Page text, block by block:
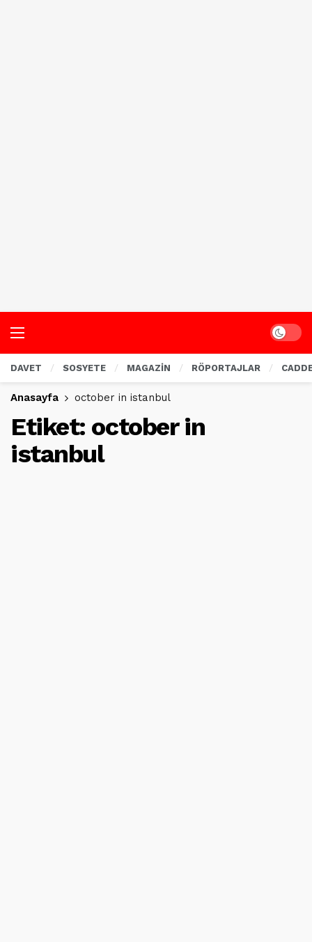
Dark
DAVET SOSYETE MAGAZİN RÖPORTAJLAR
Anasayfa october in istanbul
Etiket: october in
istanbul